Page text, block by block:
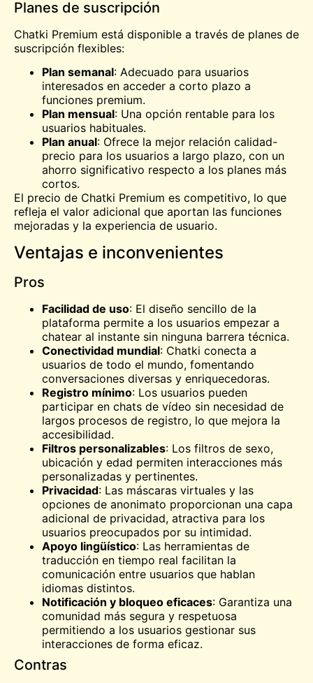
Planes de suscripción
Chatki Premium está disponible a través de planes de
suscripción flexibles:
Plan semanal: Adecuado para usuarios
interesados en acceder a corto plazo a
funciones premium.
Plan mensual: Una opción rentable para los
usuarios habituales.
Plan anual: Ofrece la mejor relación calidad-
precio para los usuarios a largo plazo, con un
ahorro significativo respecto a los planes más
cortos.
El precio de Chatki Premium es competitivo, lo que
refleja el valor adicional que aportan las funciones
mejoradas y la experiencia de usuario.
Ventajas e inconvenientes
Pros
Facilidad de uso: El diseño sencillo de la
plataforma permite a los usuarios empezar a
chatear al instante sin ninguna barrera técnica.
Conectividad mundial: Chatki conecta a
usuarios de todo el mundo, fomentando
conversaciones diversas y enriquecedoras.
Registro mínimo: Los usuarios pueden
participar en chats de vídeo sin necesidad de
largos procesos de registro, lo que mejora la
accesibilidad.
Filtros personalizables: Los filtros de sexo,
ubicación y edad permiten interacciones más
personalizadas y pertinentes.
Privacidad: Las máscaras virtuales y las
opciones de anonimato proporcionan una capa
adicional de privacidad, atractiva para los
usuarios preocupados por su intimidad.
Apoyo lingüístico: Las herramientas de
traducción en tiempo real facilitan la
comunicación entre usuarios que hablan
idiomas distintos.
Notificación y bloqueo eficaces: Garantiza una
comunidad más segura y respetuosa
permitiendo a los usuarios gestionar sus
interacciones de forma eficaz.
Contras